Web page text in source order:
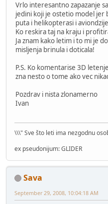
Vrlo interesantno zapazanje
jedini koji je ostetio model jer
puta i helikopterasi i
Ko reskira taj na kraju i
Ja znam kako letim i to mi je
misljenja brinula i doticala!
P.S. Ko komentarise 3D
zna nesto o tome ako vec
Pozdrav i nista zlonamerno
Ivan
\\\" Sve što leti ima nezgodnu
ex pseudonijum: GLIDER
Sava
September 29, 2008, 10:04:18 AM